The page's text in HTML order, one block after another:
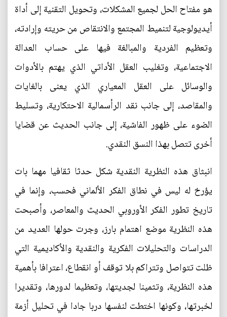
هو مفتاح الحل لجميع المشكلات، وتحويل التقنية إلى أداة
أيديولوجية لتنميط المجتمع والانتقاص من حريته وإرادته،
وتعظيم الفردية والمبالغة فيها على حساب العدالة
الاجتماعية، وتغليب العقل الأداتي الذي يهتم بالأدوات
والوسائل على العقل المعياري الذي يعنى بالغايات
والمقاصد، إلى جانب نقد الرأسمالية الاحتكارية، وتسليط
الضوء على ظهور الفاشية، إلى جانب الحديث عن قضايا
أخرى تتصل بهذا النسق النقدي.
انبثاق هذه النظرية النقدية شكل حدثا ثقافيا مهما بات
يؤرخ له ليس في نطاق الفكر الألماني فحسب، وإنما في
تاريخ تطور الفكر الأوروبي الحديث والمعاصر، وأصبحت
هذه النظرية موضع اهتمام بارز، وجرت حولها العديد من
الدراسات والتحليلات الفكرية والنقدية والأكاديمية التي
ظلت تتواصل وتتراكم بلا توقف أو انقطاع، اعترافا بأهمية
هذه النظرية، وتثمينا لجديتها، وتعظيما لدورها، وتقديرا
لخبرتها، وكونها اختطت لنفسها دربا جادا في تحليل أزمة